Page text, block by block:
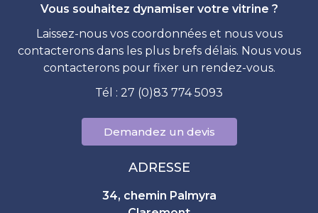
Vous souhaitez dynamiser votre vitrine ?
Laissez-nous vos coordonnées et nous vous
contacterons dans les plus brefs délais. Nous vous
contacterons pour fixer un rendez-vous.
Tél : 27 (0)83 774 5093
Demandez un devis
ADRESSE
34, chemin Palmyra